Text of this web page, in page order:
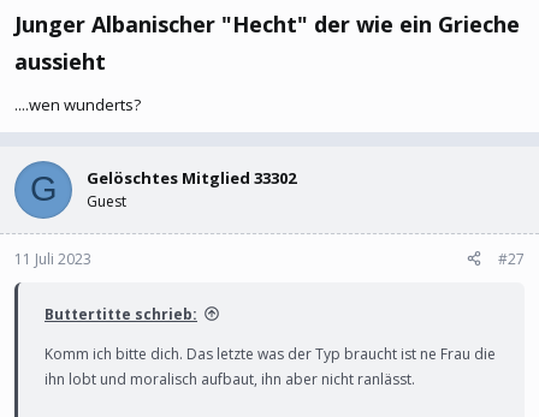
Junger Albanischer "Hecht" der wie ein Grieche
aussieht​
....wen wunderts?
G Gelöschtes Mitglied 33302
Guest
11 Juli 2023 #27
Buttertitte schrieb:
Komm ich bitte dich. Das letzte was der Typ braucht ist ne Frau die
ihn lobt und moralisch aufbaut, ihn aber nicht ranlässt.